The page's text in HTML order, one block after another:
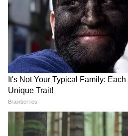
বুধের প্রভাবে কেরিয়ারে বড়
ব্যবসার প্রসার ও আর্থিক
6
7